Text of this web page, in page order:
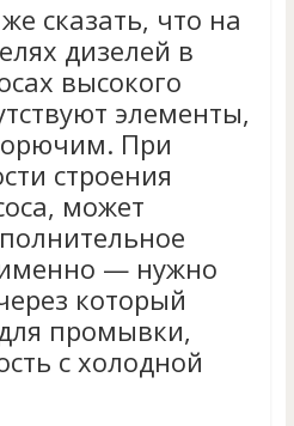
сказать, что на
дизелей в
высокого
элементы,
При
строения
может
— нужно
который
промывки,
с холодной